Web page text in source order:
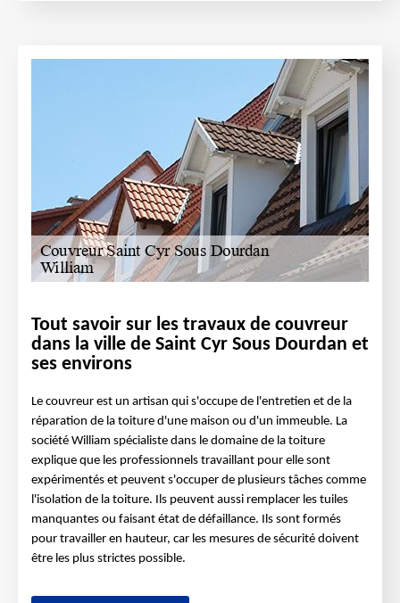
Tout savoir sur les travaux de couvreur
dans la ville de Saint Cyr Sous Dourdan et
ses environs
Le couvreur est un artisan qui s'occupe de l'entretien et de la
réparation de la toiture d'une maison ou d'un immeuble. La
société William spécialiste dans le domaine de la toiture
explique que les professionnels travaillant pour elle sont
expérimentés et peuvent s'occuper de plusieurs tâches comme
l'isolation de la toiture. Ils peuvent aussi remplacer les tuiles
manquantes ou faisant état de défaillance. Ils sont formés
pour travailler en hauteur, car les mesures de sécurité doivent
être les plus strictes possible.